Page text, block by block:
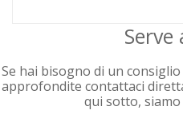
Serve
Se hai bisogno di un
approfondite contattaci
qui sotto,